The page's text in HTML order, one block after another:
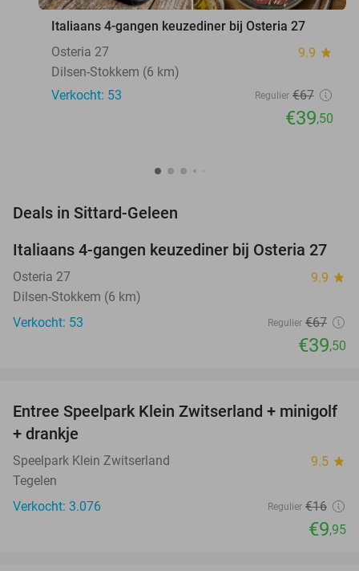
Italiaans 4-gangen keuzediner bij Osteria 27
Osteria 27
9.9 star
Dilsen-Stokkem (6 km)
Verkocht: 53
Regulier €67
€39,50
Deals in Sittard-Geleen
41%
TODAY
Italiaans 4-gangen keuzediner bij Osteria 27
Osteria 27 9.9 star
Dilsen-Stokkem (6 km)
Verkocht: 53
Regulier €67
€39,50
38%
Entree Speelpark Klein Zwitserland + minigolf
+ drankje
Speelpark Klein Zwitserland 9.5 star
Tegelen
Verkocht: 3.076
Regulier €16
€9,95